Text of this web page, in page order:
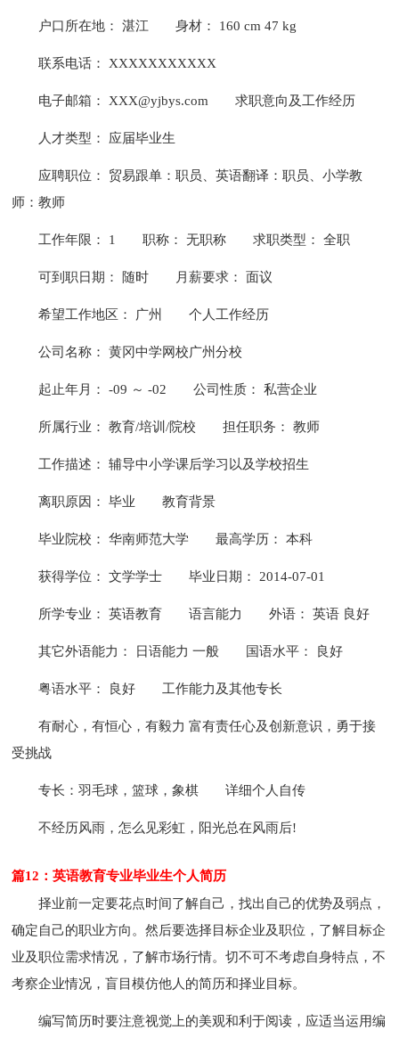
户口所在地： 湛江 身材： 160 cm 47 kg
联系电话： XXXXXXXXXXX
电子邮箱： XXX@yjbys.com 求职意向及工作经历
人才类型： 应届毕业生
应聘职位： 贸易跟单：职员、英语翻译：职员、小学教
师：教师
工作年限： 1 职称： 无职称 求职类型： 全职
可到职日期： 随时 月薪要求： 面议
希望工作地区： 广州 个人工作经历
公司名称： 黄冈中学网校广州分校
起止年月： -09 ～ -02 公司性质： 私营企业
所属行业： 教育/培训/院校 担任职务： 教师
工作描述： 辅导中小学课后学习以及学校招生
离职原因： 毕业 教育背景
毕业院校： 华南师范大学 最高学历： 本科
获得学位： 文学学士 毕业日期： 2014-07-01
所学专业： 英语教育 语言能力 外语： 英语 良好
其它外语能力： 日语能力 一般 国语水平： 良好
粤语水平： 良好 工作能力及其他专长
有耐心，有恒心，有毅力 富有责任心及创新意识，勇于接
受挑战
专长：羽毛球，篮球，象棋 详细个人自传
不经历风雨，怎么见彩虹，阳光总在风雨后!
篇12：英语教育专业毕业生个人简历
择业前一定要花点时间了解自己，找出自己的优势及弱点，
确定自己的职业方向。然后要选择目标企业及职位，了解目标企
业及职位需求情况，了解市场行情。切不可不考虑自身特点，不
考察企业情况，盲目模仿他人的简历和择业目标。
编写简历时要注意视觉上的美观和利于阅读，应适当运用编